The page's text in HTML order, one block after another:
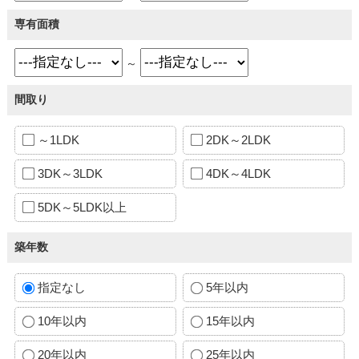
専有面積
～
間取り
～1LDK 2DK～2LDK
3DK～3LDK 4DK～4LDK
5DK～5LDK以上
築年数
指定なし 5年以内
10年以内 15年以内
20年以内 25年以内